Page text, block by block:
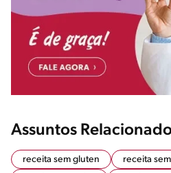
Assuntos
receita sem gluten
receita